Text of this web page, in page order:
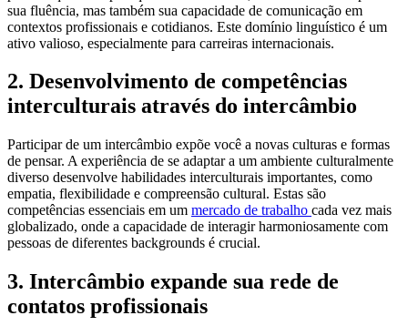
sua fluência, mas também sua capacidade de comunicação em
contextos profissionais e cotidianos. Este domínio linguístico é um
ativo valioso, especialmente para carreiras internacionais.
2. Desenvolvimento de competências
interculturais através do intercâmbio
Participar de um intercâmbio expõe você a novas culturas e formas
de pensar. A experiência de se adaptar a um ambiente culturalmente
diverso desenvolve habilidades interculturais importantes, como
empatia, flexibilidade e compreensão cultural. Estas são
competências essenciais em um mercado de trabalho cada vez mais
globalizado, onde a capacidade de interagir harmoniosamente com
pessoas de diferentes backgrounds é crucial.
3. Intercâmbio expande sua rede de
contatos profissionais